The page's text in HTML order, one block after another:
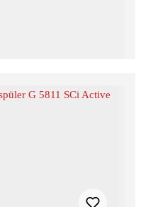
trocken − Die Miele
-